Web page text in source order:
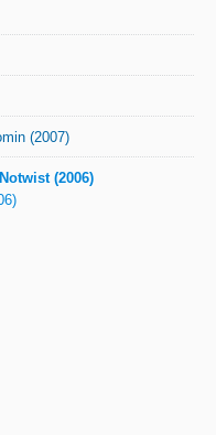
(2007)
(2006)